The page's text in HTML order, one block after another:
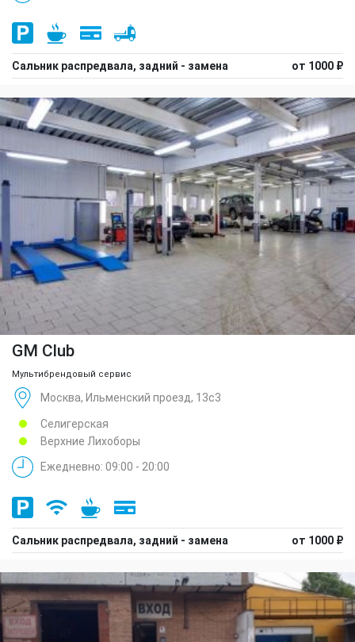
Сальник распредвала, задний - замена от 1000 ₽
GM Club
Мультибрендовый сервис
Москва, Ильменский проезд, 13с3
Селигерская
Верхние Лихоборы
Ежедневно: 09:00 - 20:00
Сальник распредвала, задний - замена от 1000 ₽